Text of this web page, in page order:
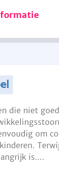
die niet
om
is....